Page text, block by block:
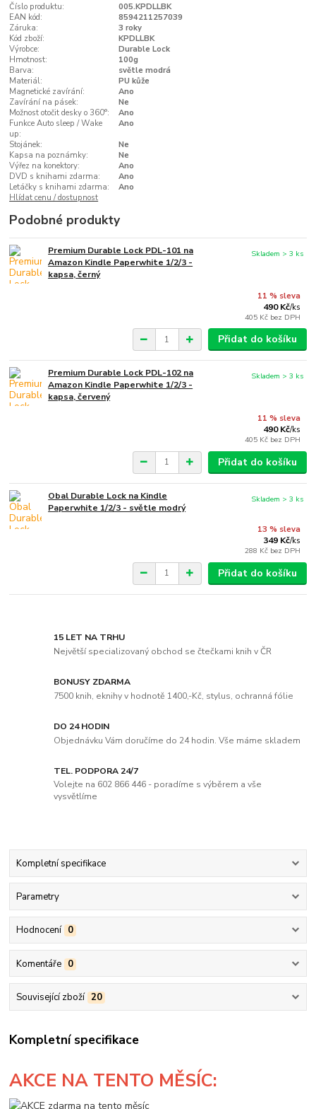
Číslo produktu:
005.KPDLLBK
EAN kód:
8594211257039
Záruka:
3 roky
Kód zboží:
KPDLLBK
Výrobce:
Durable Lock
Hmotnost:
100g
Barva:
světle modrá
Materiál:
PU kůže
Magnetické zavírání:
Ano
Zavírání na pásek:
Ne
Možnost otočit desky o 360°:
Ano
Funkce Auto sleep / Wake
up:
Ano
Stojánek:
Ne
Kapsa na poznámky:
Ne
Výřez na konektory:
Ano
DVD s knihami zdarma:
Ano
Letáčky s knihami zdarma:
Ano
Hlídat cenu / dostupnost
Podobné produkty
Premium Durable Lock PDL-101 na
Amazon Kindle Paperwhite 1/2/3 -
kapsa, černý
11 % sleva
490 Kč/ks
405 Kč bez DPH
Skladem > 3 ks
Přidat do košíku
Premium Durable Lock PDL-102 na
Amazon Kindle Paperwhite 1/2/3 -
kapsa, červený
11 % sleva
490 Kč/ks
405 Kč bez DPH
Skladem > 3 ks
Přidat do košíku
Obal Durable Lock na Kindle
Paperwhite 1/2/3 - světle modrý
13 % sleva
349 Kč/ks
288 Kč bez DPH
Skladem > 3 ks
Přidat do košíku
15 LET NA TRHU
Největší specializovaný obchod se čtečkami knih v ČR
BONUSY ZDARMA
7500 knih, eknihy v hodnotě 1400,-Kč, stylus, ochranná fólie
DO 24 HODIN
Objednávku Vám doručíme do 24 hodin. Vše máme skladem
TEL. PODPORA 24/7
Volejte na 602 866 446 - poradíme s výběrem a vše
vysvětlíme
Kompletní specifikace
Parametry
Hodnocení 0
Komentáře 0
Související zboží 20
Kompletní specifikace
AKCE NA TENTO MĚSÍC: